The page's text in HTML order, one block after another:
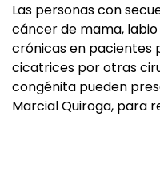
Las personas con
cáncer de mama,
crónicas en pacientes
cicatrices por otras
congénita pueden
Marcial Quiroga, para